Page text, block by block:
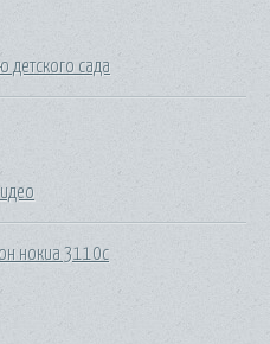
детского сада
нокиа 3110с